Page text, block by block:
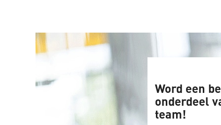
Word een
onderdeel
team!